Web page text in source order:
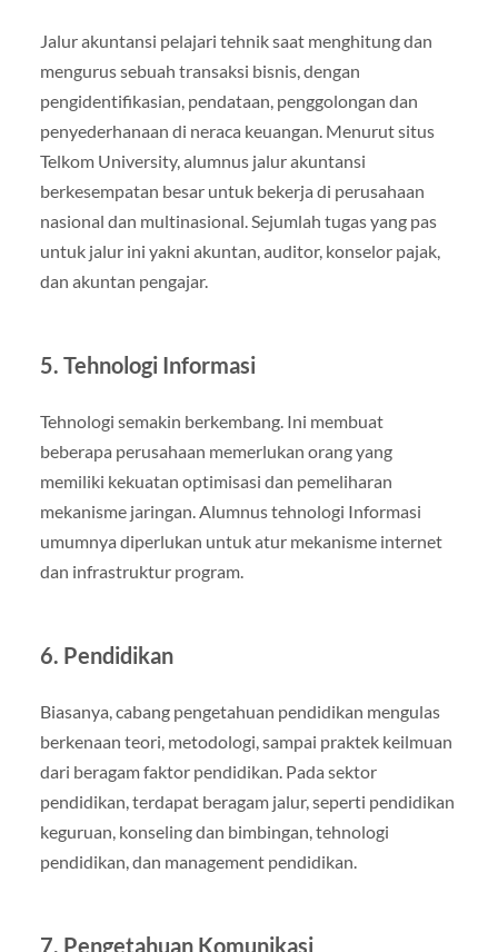
Jalur akuntansi pelajari tehnik saat menghitung dan
mengurus sebuah transaksi bisnis, dengan
pengidentifikasian, pendataan, penggolongan dan
penyederhanaan di neraca keuangan. Menurut situs
Telkom University, alumnus jalur akuntansi
berkesempatan besar untuk bekerja di perusahaan
nasional dan multinasional. Sejumlah tugas yang pas
untuk jalur ini yakni akuntan, auditor, konselor pajak,
dan akuntan pengajar.
5. Tehnologi Informasi
Tehnologi semakin berkembang. Ini membuat
beberapa perusahaan memerlukan orang yang
memiliki kekuatan optimisasi dan pemeliharan
mekanisme jaringan. Alumnus tehnologi Informasi
umumnya diperlukan untuk atur mekanisme internet
dan infrastruktur program.
6. Pendidikan
Biasanya, cabang pengetahuan pendidikan mengulas
berkenaan teori, metodologi, sampai praktek keilmuan
dari beragam faktor pendidikan. Pada sektor
pendidikan, terdapat beragam jalur, seperti pendidikan
keguruan, konseling dan bimbingan, tehnologi
pendidikan, dan management pendidikan.
7. Pengetahuan Komunikasi